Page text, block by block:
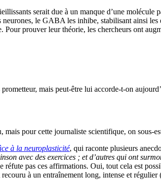
serait due à un manque d’une
neurones, le GABA les inhibe, stabilisant ainsi
Pour prouver leur théorie, les chercheurs ont
mais peut-être lui accorde-t-on
mais pour cette journaliste scientifique, on sous-
à la neuroplasticité, qui raconte plusieurs
avec des exercices ; et d’autres qui ont
réfute pas ces affirmations. Oui, tout cela est
à un entraînement long, intense et